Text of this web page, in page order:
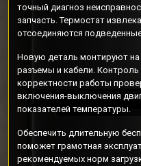
точный диагноз
запчасть. Термостат
отсоединяются
Новую деталь монтируют
разъемы и кабели. Контроль
корректности работы
включения-выключения
показателей температуры.
Обеспечить длительную
поможет грамотная
рекомендуемых норм